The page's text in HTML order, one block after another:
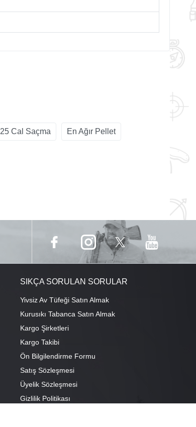
25 Cal Saçma En Ağır Pellet
SIKÇA SORULAN SORULAR
Yivsiz Av Tüfeği Satın Almak
Kurusıkı Tabanca Satın Almak
Kargo Şirketleri
Kargo Takibi
Ön Bilgilendirme Formu
Satış Sözleşmesi
Üyelik Sözleşmesi
Gizlilik Politikası